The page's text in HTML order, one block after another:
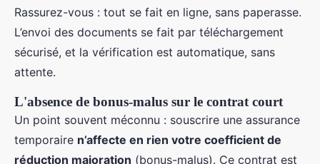
Rassurez-vous : tout se fait en ligne, sans paperasse.
L’envoi des documents se fait par téléchargement
sécurisé, et la vérification est automatique, sans
attente.
L'absence de bonus-malus sur le contrat court
Un point souvent méconnu : souscrire une assurance
temporaire n’affecte en rien votre coefficient de
réduction majoration (bonus-malus). Ce contrat est